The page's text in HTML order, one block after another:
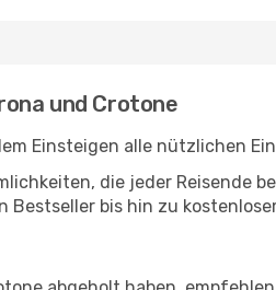
und Crotone
Einsteigen alle nützlichen
die jeder Reisende
bis hin zu